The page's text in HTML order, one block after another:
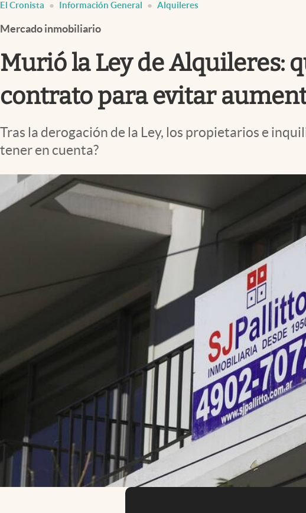
Infotechnology
Clase
Clima
Mundial 2026
Eventos Corporativos
El Cronista Información General Alquileres
Mercado inmobiliario
Murió la Ley de Alquileres:
contrato para evitar
Tras la derogación de la Ley, los propietarios e
tener en cuenta?